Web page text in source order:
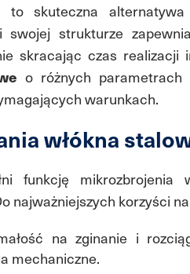
to skuteczna
swojej strukturze
skracając czas
o różnych parametrach
warunkach.
włókna
funkcję
najważniejszych korzyści
na zginanie i
mechaniczne.